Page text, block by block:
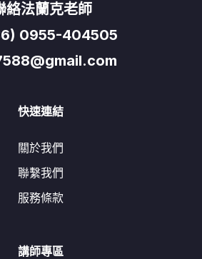
絡法蘭克老師
0955-404505
快速連結
關於我們
聯繫我們
服務條款
講師專區